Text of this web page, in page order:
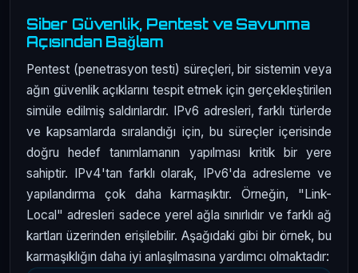
Siber Güvenlik, Pentest ve Savunma
Açısından Bağlam
Pentest (penetrasyon testi) süreçleri, bir sistemin veya
ağın güvenlik açıklarını tespit etmek için gerçekleştirilen
simüle edilmiş saldırılardır. IPv6 adresleri, farklı türlerde
ve kapsamlarda sıralandığı için, bu süreçler içerisinde
doğru hedef tanımlamanın yapılması kritik bir yere
sahiptir. IPv4'tan farklı olarak, IPv6'da adresleme ve
yapılandırma çok daha karmaşıktır. Örneğin, "Link-
Local" adresleri sadece yerel ağla sınırlıdır ve farklı ağ
kartları üzerinden erişilebilir. Aşağıdaki gibi bir örnek, bu
karmaşıklığın daha iyi anlaşılmasına yardımcı olmaktadır: